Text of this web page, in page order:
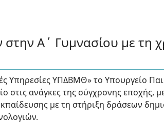
Α΄ Γυμνασίου με τη
Υπηρεσίες ΥΠΔΒΜΘ» το Υπουργείο
στις ανάγκες της σύγχρονης εποχής,
με τη στήριξη δράσεων